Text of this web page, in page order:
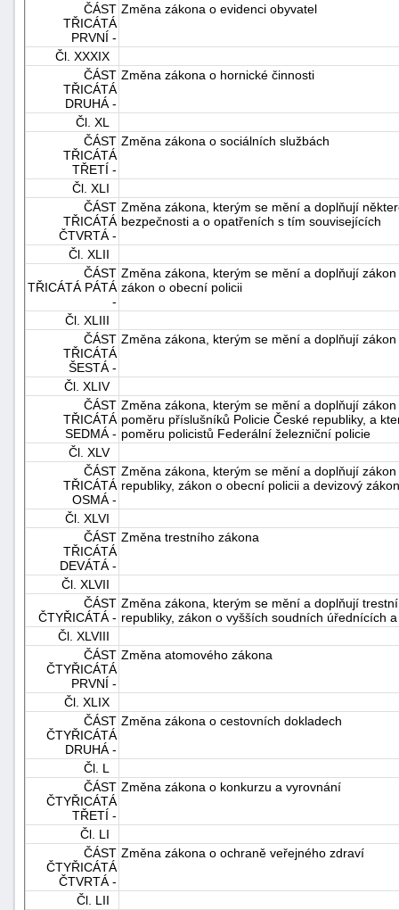
ČÁST
TŘICÁTÁ
PRVNÍ -
Změna zákona o evidenci obyvatel
Čl. XXXIX
ČÁST
TŘICÁTÁ
DRUHÁ -
Změna zákona o hornické činnosti
Čl. XL
ČÁST
TŘICÁTÁ
TŘETÍ -
Změna zákona o sociálních službách
Čl. XLI
ČÁST
TŘICÁTÁ
ČTVRTÁ -
Změna zákona, kterým se mění a doplňují
bezpečnosti a o opatřeních s tím souvisejících
Čl. XLII
ČÁST
TŘICÁTÁ PÁTÁ
-
Změna zákona, kterým se mění a doplňují
zákon o obecní policii
Čl. XLIII
ČÁST
TŘICÁTÁ
ŠESTÁ -
Změna zákona, kterým se mění a doplňují
Čl. XLIV
ČÁST
TŘICÁTÁ
SEDMÁ -
Změna zákona, kterým se mění a doplňují
poměru příslušníků Policie České republiky, a
poměru policistů Federální železniční policie
Čl. XLV
ČÁST
TŘICÁTÁ
OSMÁ -
Změna zákona, kterým se mění a doplňují
republiky, zákon o obecní policii a devizový zákon
Čl. XLVI
ČÁST
TŘICÁTÁ
DEVÁTÁ -
Změna trestního zákona
Čl. XLVII
ČÁST
ČTYŘICÁTÁ -
Změna zákona, kterým se mění a doplňují
republiky, zákon o vyšších soudních úřednících
Čl. XLVIII
ČÁST
ČTYŘICÁTÁ
PRVNÍ -
Změna atomového zákona
Čl. XLIX
ČÁST
ČTYŘICÁTÁ
DRUHÁ -
Změna zákona o cestovních dokladech
Čl. L
ČÁST
ČTYŘICÁTÁ
TŘETÍ -
Změna zákona o konkurzu a vyrovnání
Čl. LI
ČÁST
ČTYŘICÁTÁ
ČTVRTÁ -
Změna zákona o ochraně veřejného zdraví
Čl. LII